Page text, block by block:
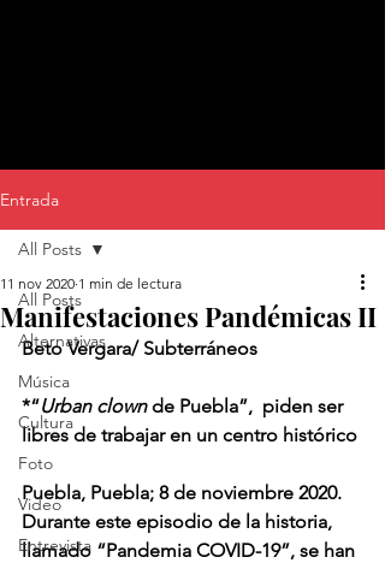
Entrada
All Posts
Alternativas
Música
Cultura
Foto
Video
Entrevista
All Posts
Manifestaciones Pandémicas II
11 nov 2020 1 min de lectura
Beto Vergara/ Subterráneos
*“Urban clown de Puebla”,  piden ser
libres de trabajar en un centro histórico
Puebla, Puebla; 8 de noviembre 2020.
Durante este episodio de la historia,
llamado “Pandemia COVID-19”, se han